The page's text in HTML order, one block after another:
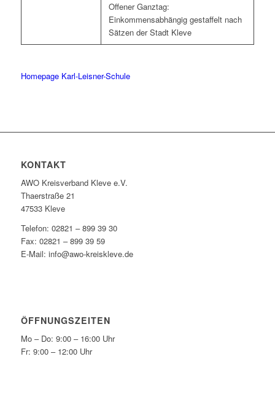
Offener Ganztag:
Einkommensabhängig gestaffelt nach
Sätzen der Stadt Kleve
Homepage Karl-Leisner-Schule
KONTAKT
AWO Kreisverband Kleve e.V.
Thaerstraße 21
47533 Kleve
Telefon: 02821 – 899 39 30
Fax: 02821 – 899 39 59
E-Mail: info@awo-kreiskleve.de
ÖFFNUNGSZEITEN
Mo – Do: 9:00 – 16:00 Uhr
Fr: 9:00 – 12:00 Uhr